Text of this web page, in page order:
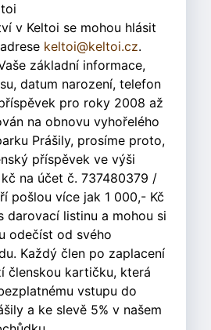
v Keltoi se mohou hlásit
keltoi@keltoi.cz.
základní informace,
datum narození, telefon
pro roky 2008 až
na obnovu vyhořelého
Prášily, prosíme proto,
příspěvek ve výši
na účet č. 737480379 /
pošlou více jak 1 000,- Kč
darovací listinu a mohou si
odečíst od svého
Každý člen po zaplacení
členskou kartičku, která
vstupu do
a ke slevě 5% v našem